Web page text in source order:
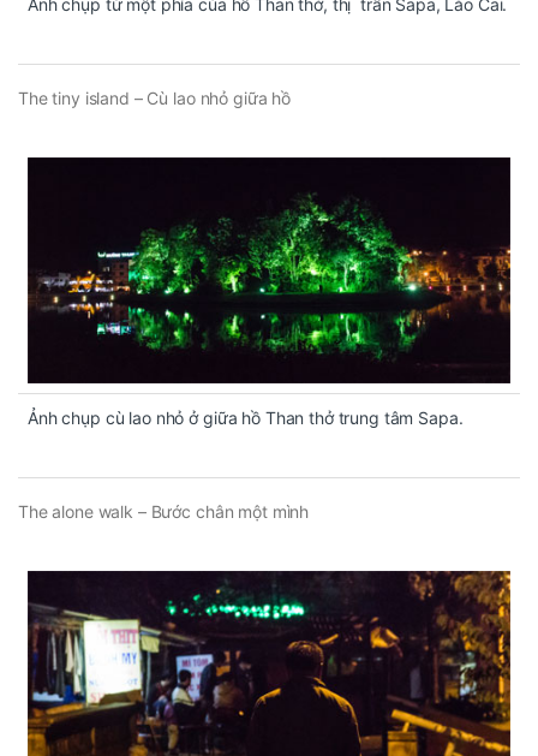
Ảnh chụp từ một phía của hồ Than thở, thị trấn Sapa, Lào Cai.
The tiny island – Cù lao nhỏ giữa hồ
Ảnh chụp cù lao nhỏ ở giữa hồ Than thở trung tâm Sapa.
The alone walk – Bước chân một mình